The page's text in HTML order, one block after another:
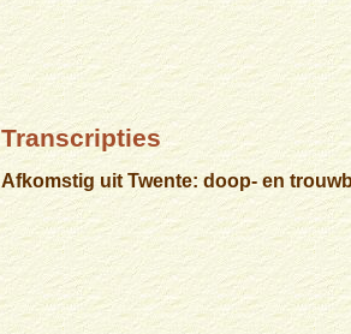
Transcripties
Afkomstig uit Twente: doop- en